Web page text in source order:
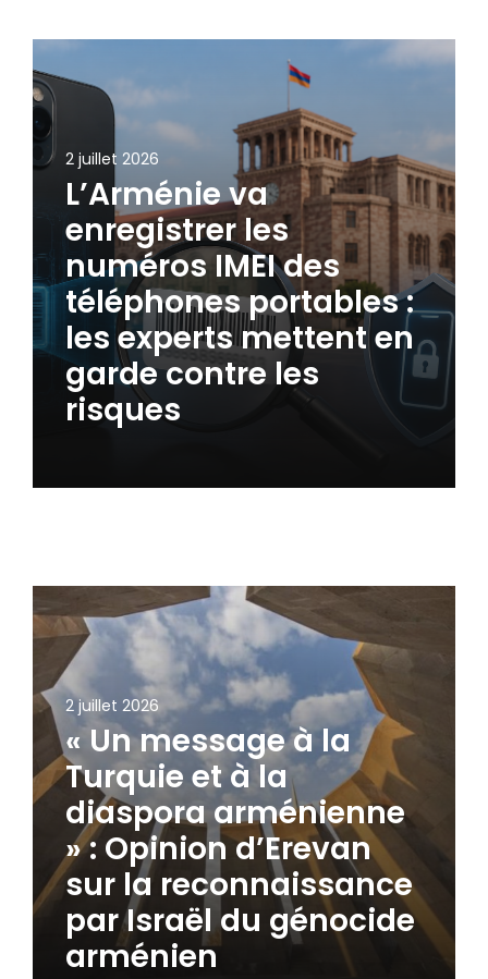
2 juillet 2026
L’Arménie va
enregistrer les
numéros IMEI des
téléphones portables :
les experts mettent en
garde contre les
risques
2 juillet 2026
« Un message à la
Turquie et à la
diaspora arménienne
» : Opinion d’Erevan
sur la reconnaissance
par Israël du génocide
arménien